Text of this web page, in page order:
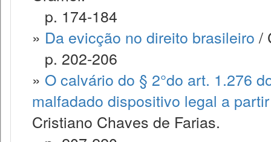
p. 174-184
» Da evicção no direito brasileiro /
p. 202-206
» O calvário do § 2°do art. 1.276
malfadado dispositivo legal a
Cristiano Chaves de Farias.